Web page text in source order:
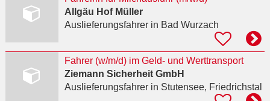
Allgäu Hof Müller
Auslieferungsfahrerin Bad Wurzach
Fahrer (w/m/d) im Geld- und Werttransport
Ziemann Sicherheit GmbH
Auslieferungsfahrerin Stutensee, Friedrichstal